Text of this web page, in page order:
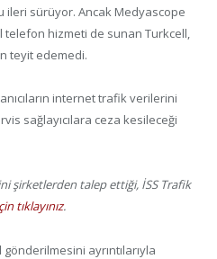
ileri sürüyor. Ancak Medyascope
telefon hizmeti de sunan Turkcell,
teyit edemedi.
internet trafik verilerini
sağlayıcılara ceza kesileceği
şirketlerden talep ettiği, İSS Trafik
tıklayınız.
ayrıntılarıyla